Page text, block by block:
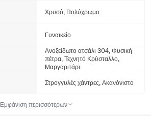
Χρυσό, Πολύχρωμο
Γυναικείο
Ανοξείδωτο ατσάλι 304, Φυσική
πέτρα, Τεχνητό Κρύσταλλο,
Μαργαριτάρι
Στρογγυλές χάντρες, Ακανόνιστο
Εμφάνιση περισσότερων